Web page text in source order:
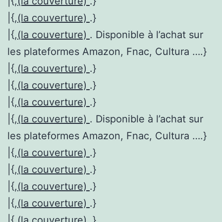
|{,(la couverture) .}
|{,(la couverture) . Disponible à l’achat sur
les plateformes Amazon, Fnac, Cultura ….}
|{,(la couverture) .}
|{,(la couverture) .}
|{,(la couverture) .}
|{,(la couverture) . Disponible à l’achat sur
les plateformes Amazon, Fnac, Cultura ….}
|{,(la couverture) .}
|{,(la couverture) .}
|{,(la couverture) .}
|{,(la couverture) .}